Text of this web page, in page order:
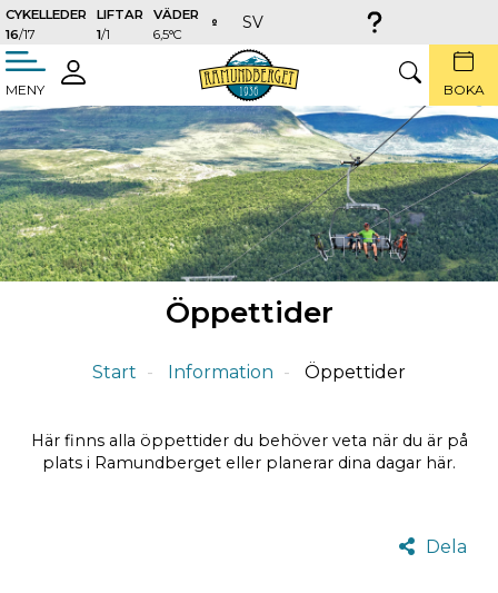
CYKELLEDER
16/17
LIFTAR
1/1
VÄDER
6,5°C
SV
MENY
LOGGA
IN
SÖK BOKA
Öppettider
Start Information Öppettider
Här finns alla öppettider du behöver veta när du är på
plats i Ramundberget eller planerar dina dagar här.
Dela